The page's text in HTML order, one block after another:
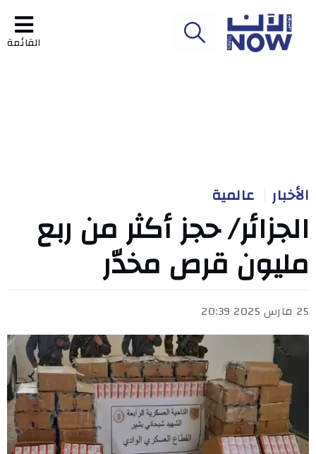
القائمة
الأخبار عالمية
الجزائر/ حجز أكثر من ربع
مليون قرص مخدّر
25 مارس 2025 20:39